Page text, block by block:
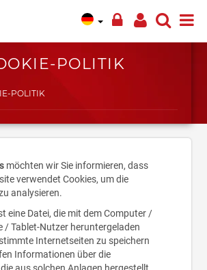
POLITIK
POLITIK
möchten wir Sie informieren, dass
verwendet Cookies, um die
analysieren.
eine Datei, die mit dem Computer /
/ Tablet-Nutzer heruntergeladen
Internetseiten zu speichern
Informationen über die